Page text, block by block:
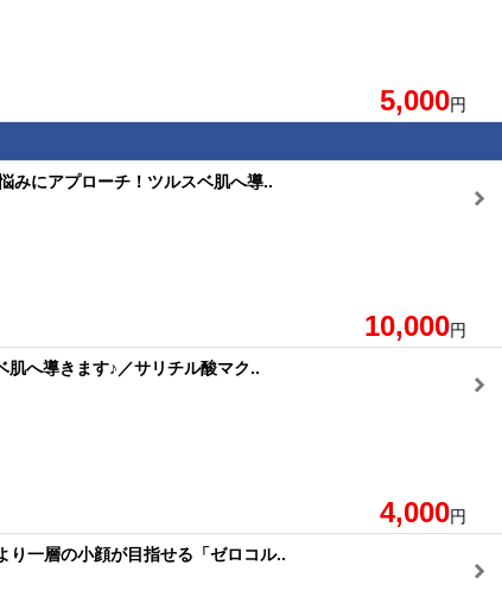
5,000円
みにアプローチ！ツルスベ肌へ導..
10,000円
へ導きます♪／サリチル酸マク..
4,000円
一層の小顔が目指せる「ゼロコル..